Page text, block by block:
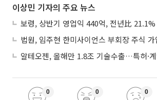
이상민 기자의 주요 뉴스
법원, 임주현 한미사이언스 부회장 주식 가
0 0 0